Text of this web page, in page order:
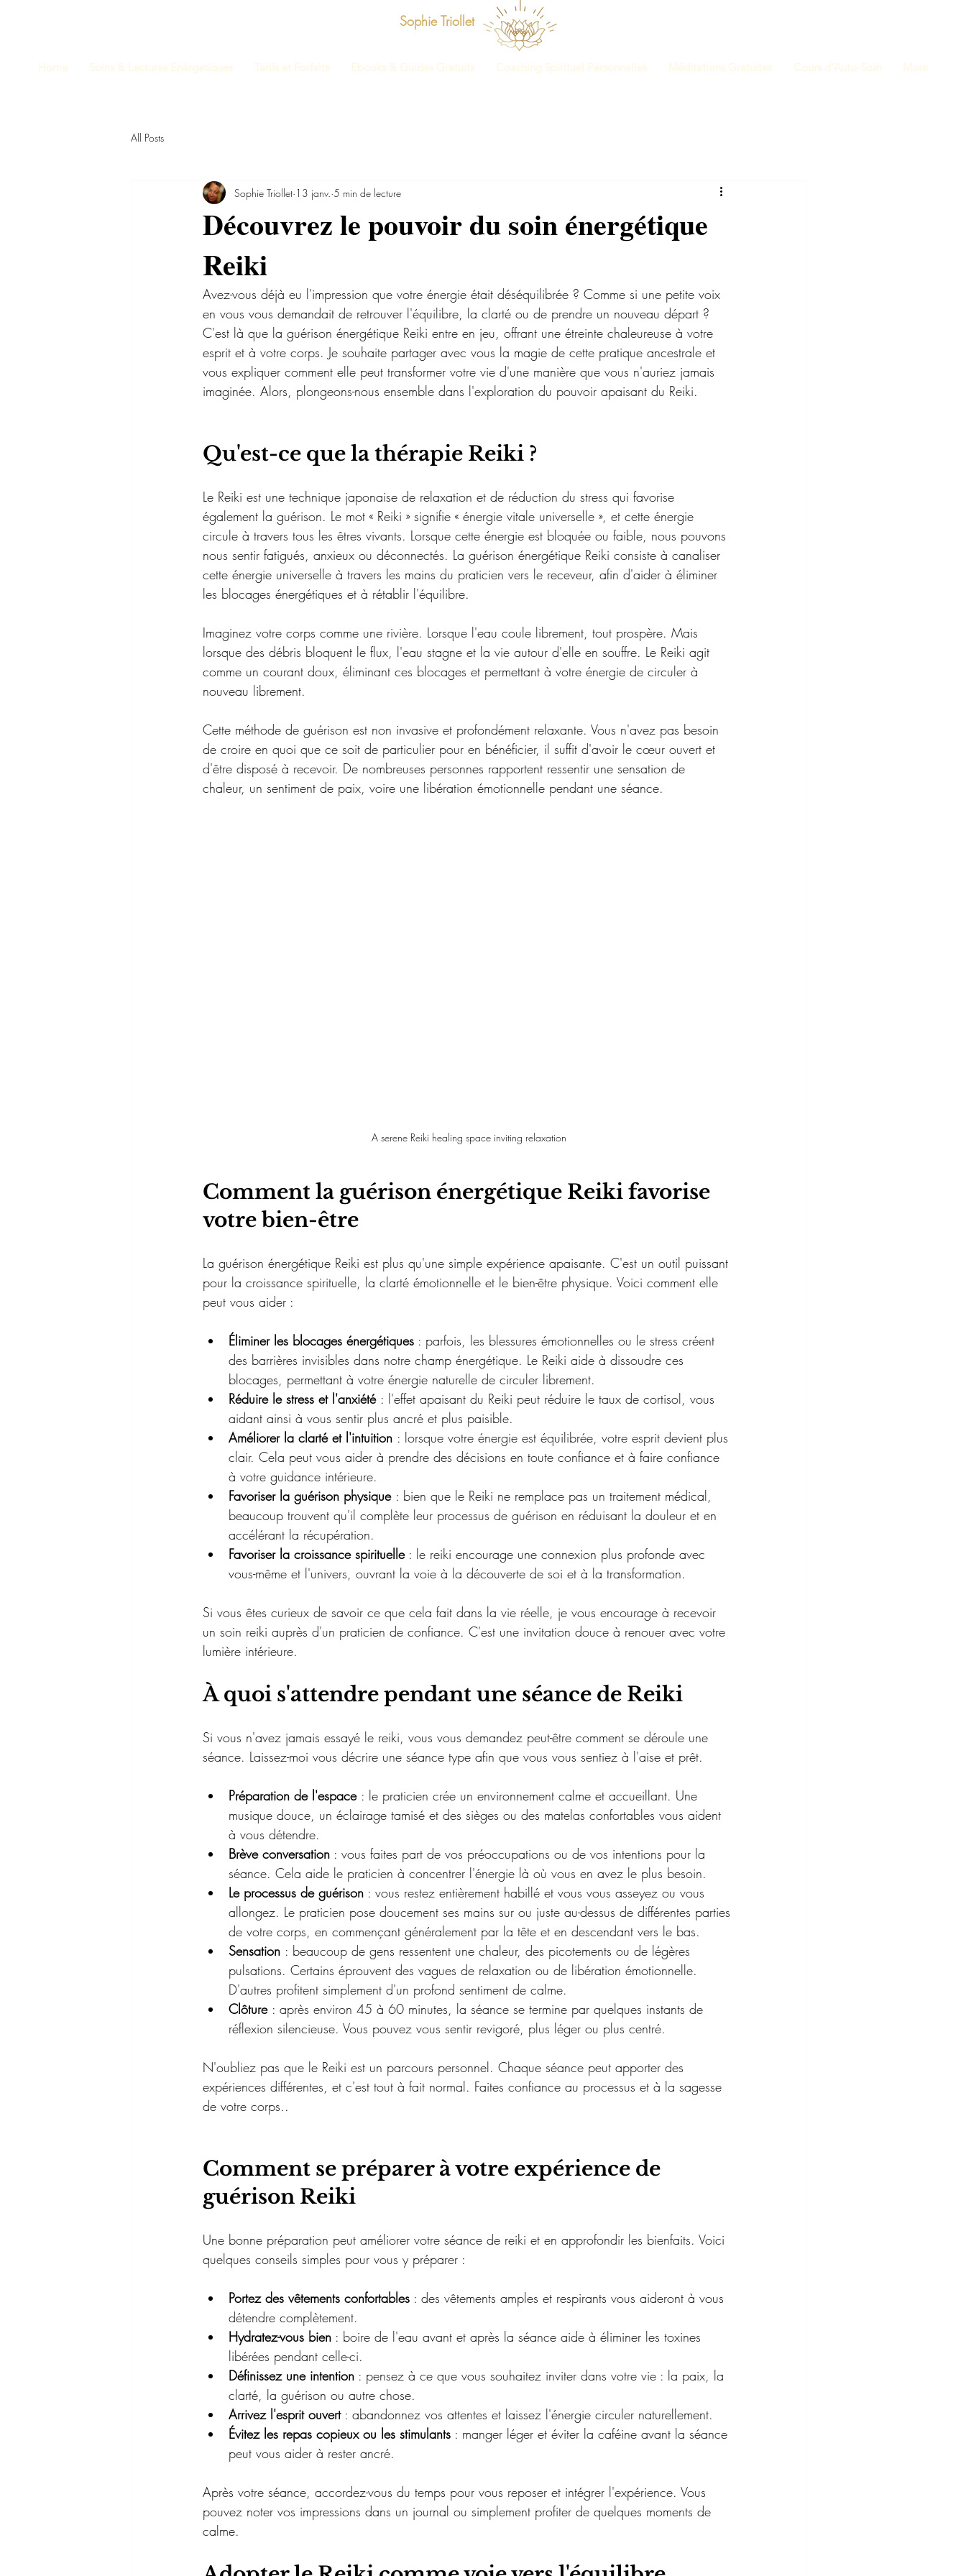
Sophie Triollet
Home Soins & Lectures Enérgetiques Tarifs et Forfaits Ebooks & Guides Gratuits Coaching Spirituel Personnalisé Méditations Gratuites Cours d'Auto-Soin More
All Posts
Découvrez le pouvoir du soin énergétique
Reiki
Sophie Triollet 13 janv. 5 min de lecture
Avez-vous déjà eu l'impression que votre énergie était déséquilibrée ? Comme si une petite voix
en vous vous demandait de retrouver l'équilibre, la clarté ou de prendre un nouveau départ ?
C'est là que la guérison énergétique Reiki entre en jeu, offrant une étreinte chaleureuse à votre
esprit et à votre corps. Je souhaite partager avec vous la magie de cette pratique ancestrale et
vous expliquer comment elle peut transformer votre vie d'une manière que vous n'auriez jamais
imaginée. Alors, plongeons-nous ensemble dans l'exploration du pouvoir apaisant du Reiki.
Qu'est-ce que la thérapie Reiki ?
Le Reiki est une technique japonaise de relaxation et de réduction du stress qui favorise
également la guérison. Le mot « Reiki » signifie « énergie vitale universelle », et cette énergie
circule à travers tous les êtres vivants. Lorsque cette énergie est bloquée ou faible, nous pouvons
nous sentir fatigués, anxieux ou déconnectés. La guérison énergétique Reiki consiste à canaliser
cette énergie universelle à travers les mains du praticien vers le receveur, afin d'aider à éliminer
les blocages énergétiques et à rétablir l'équilibre.
Imaginez votre corps comme une rivière. Lorsque l'eau coule librement, tout prospère. Mais
lorsque des débris bloquent le flux, l'eau stagne et la vie autour d'elle en souffre. Le Reiki agit
comme un courant doux, éliminant ces blocages et permettant à votre énergie de circuler à
nouveau librement.
Cette méthode de guérison est non invasive et profondément relaxante. Vous n'avez pas besoin
de croire en quoi que ce soit de particulier pour en bénéficier, il suffit d'avoir le cœur ouvert et
d'être disposé à recevoir. De nombreuses personnes rapportent ressentir une sensation de
chaleur, un sentiment de paix, voire une libération émotionnelle pendant une séance.
A serene Reiki healing space inviting relaxation
Comment la guérison énergétique Reiki favorise
votre bien-être
La guérison énergétique Reiki est plus qu'une simple expérience apaisante. C'est un outil puissant
pour la croissance spirituelle, la clarté émotionnelle et le bien-être physique. Voici comment elle
peut vous aider :
Éliminer les blocages énergétiques : parfois, les blessures émotionnelles ou le stress créent
des barrières invisibles dans notre champ énergétique. Le Reiki aide à dissoudre ces
blocages, permettant à votre énergie naturelle de circuler librement.
Réduire le stress et l'anxiété : l'effet apaisant du Reiki peut réduire le taux de cortisol, vous
aidant ainsi à vous sentir plus ancré et plus paisible.
Améliorer la clarté et l'intuition : lorsque votre énergie est équilibrée, votre esprit devient plus
clair. Cela peut vous aider à prendre des décisions en toute confiance et à faire confiance
à votre guidance intérieure.
Favoriser la guérison physique : bien que le Reiki ne remplace pas un traitement médical,
beaucoup trouvent qu'il complète leur processus de guérison en réduisant la douleur et en
accélérant la récupération.
Favoriser la croissance spirituelle : le reiki encourage une connexion plus profonde avec
vous-même et l'univers, ouvrant la voie à la découverte de soi et à la transformation.
Si vous êtes curieux de savoir ce que cela fait dans la vie réelle, je vous encourage à recevoir
un soin reiki auprès d'un praticien de confiance. C'est une invitation douce à renouer avec votre
lumière intérieure.
À quoi s'attendre pendant une séance de Reiki
Si vous n'avez jamais essayé le reiki, vous vous demandez peut-être comment se déroule une
séance. Laissez-moi vous décrire une séance type afin que vous vous sentiez à l'aise et prêt.
Préparation de l'espace : le praticien crée un environnement calme et accueillant. Une
musique douce, un éclairage tamisé et des sièges ou des matelas confortables vous aident
à vous détendre.
Brève conversation : vous faites part de vos préoccupations ou de vos intentions pour la
séance. Cela aide le praticien à concentrer l'énergie là où vous en avez le plus besoin.
Le processus de guérison : vous restez entièrement habillé et vous vous asseyez ou vous
allongez. Le praticien pose doucement ses mains sur ou juste au-dessus de différentes parties
de votre corps, en commençant généralement par la tête et en descendant vers le bas.
Sensation : beaucoup de gens ressentent une chaleur, des picotements ou de légères
pulsations. Certains éprouvent des vagues de relaxation ou de libération émotionnelle.
D'autres profitent simplement d'un profond sentiment de calme.
Clôture : après environ 45 à 60 minutes, la séance se termine par quelques instants de
réflexion silencieuse. Vous pouvez vous sentir revigoré, plus léger ou plus centré.
N'oubliez pas que le Reiki est un parcours personnel. Chaque séance peut apporter des
expériences différentes, et c'est tout à fait normal. Faites confiance au processus et à la sagesse
de votre corps..
Comment se préparer à votre expérience de
guérison Reiki
Une bonne préparation peut améliorer votre séance de reiki et en approfondir les bienfaits. Voici
quelques conseils simples pour vous y préparer :
Portez des vêtements confortables : des vêtements amples et respirants vous aideront à vous
détendre complètement.
Hydratez-vous bien : boire de l'eau avant et après la séance aide à éliminer les toxines
libérées pendant celle-ci.
Définissez une intention : pensez à ce que vous souhaitez inviter dans votre vie : la paix, la
clarté, la guérison ou autre chose.
Arrivez l'esprit ouvert : abandonnez vos attentes et laissez l'énergie circuler naturellement.
Évitez les repas copieux ou les stimulants : manger léger et éviter la caféine avant la séance
peut vous aider à rester ancré.
Après votre séance, accordez-vous du temps pour vous reposer et intégrer l'expérience. Vous
pouvez noter vos impressions dans un journal ou simplement profiter de quelques moments de
calme.